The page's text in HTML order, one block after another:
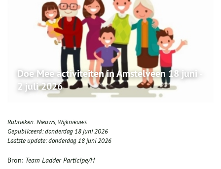
Doe Mee activiteiten in Amstelveen 18 juni -
2 juli 2026
Rubrieken:Nieuws, Wijknieuws
Gepubliceerd:donderdag 18 juni 2026
Laatste update:donderdag 18 juni 2026
Bron: Team Ladder Participe/H